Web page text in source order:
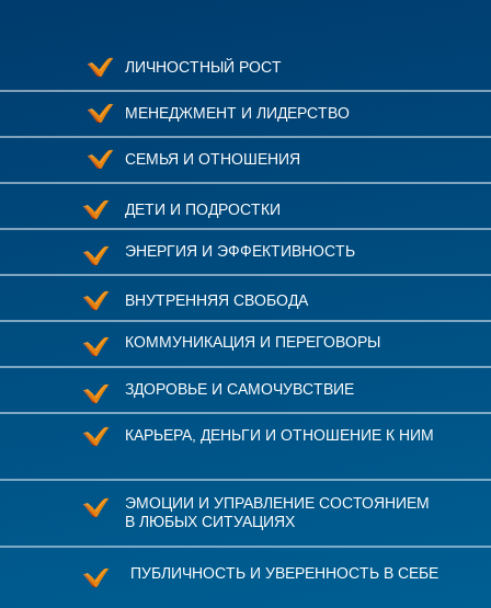
ЭМОЦИИ И УПРАВЛЕНИЕ СОСТОЯНИЕМ
В ЛЮБЫХ СИТУАЦИЯХ
ПУБЛИЧНОСТЬ И УВЕРЕННОСТЬ В СЕБЕ
СЕМЬЯ И ОТНОШЕНИЯ
МЕНЕДЖМЕНТ И ЛИДЕРСТВО
ЛИЧНОСТНЫЙ РОСТ
ЭНЕРГИЯ И ЭФФЕКТИВНОСТЬ
ДЕТИ И ПОДРОСТКИ
КАРЬЕРА, ДЕНЬГИ И ОТНОШЕНИЕ К НИМ
ЗДОРОВЬЕ И САМОЧУВСТВИЕ
КОММУНИКАЦИЯ И ПЕРЕГОВОРЫ
ВНУТРЕННЯЯ СВОБОДА